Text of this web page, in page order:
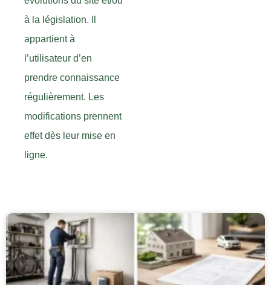
à la législation. Il
appartient à
l’utilisateur d’en
prendre connaissance
régulièrement. Les
modifications prennent
effet dès leur mise en
ligne.